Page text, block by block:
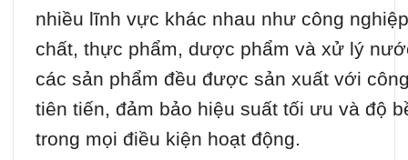
nhiều lĩnh vực khác nhau như công
chất, thực phẩm, dược phẩm và xử lý
các sản phẩm đều được sản xuất với
tiên tiến, đảm bảo hiệu suất tối ưu và độ
trong mọi điều kiện hoạt động.